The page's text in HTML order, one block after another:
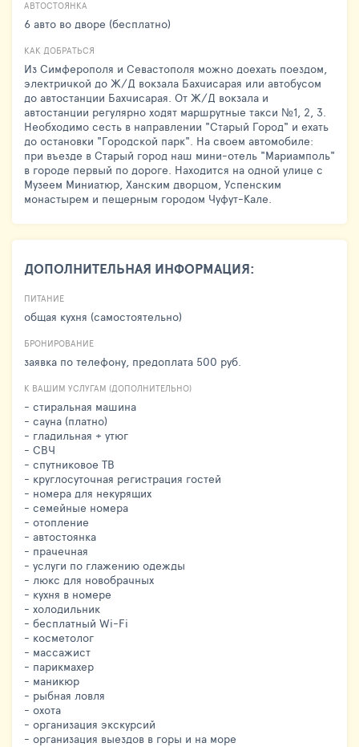
АВТОСТОЯНКА
6 авто во дворе (бесплатно)
КАК ДОБРАТЬСЯ
Из Симферополя и Севастополя можно доехать поездом,
электричкой до Ж/Д вокзала Бахчисарая или автобусом
до автостанции Бахчисарая. От Ж/Д вокзала и
автостанции регулярно ходят маршрутные такси №1, 2, 3.
Необходимо сесть в направлении "Старый Город" и ехать
до остановки "Городской парк". На своем автомобиле:
при въезде в Старый город наш мини-отель "Мариамполь"
в городе первый по дороге. Находится на одной улице с
Музеем Миниатюр, Ханским дворцом, Успенским
монастырем и пещерным городом Чуфут-Кале.
ДОПОЛНИТЕЛЬНАЯ ИНФОРМАЦИЯ:
ПИТАНИЕ
общая кухня (самостоятельно)
БРОНИРОВАНИЕ
заявка по телефону, предоплата 500 руб.
К ВАШИМ УСЛУГАМ (ДОПОЛНИТЕЛЬНО)
- стиральная машина
- сауна (платно)
- гладильная + утюг
- СВЧ
- спутниковое ТВ
- круглосуточная регистрация гостей
- номера для некурящих
- семейные номера
- отопление
- автостоянка
- прачечная
- услуги по глажению одежды
- люкс для новобрачных
- кухня в номере
- холодильник
- бесплатный Wi-Fi
- косметолог
- массажист
- парикмахер
- маникюр
- рыбная ловля
- охота
- организация экскурсий
- организация выездов в горы и на море